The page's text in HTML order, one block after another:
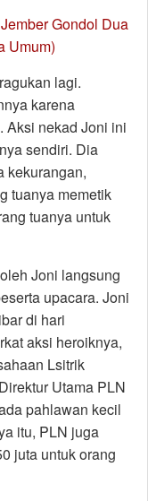
Gondol Dua
Umum)
lagi.
karena
Aksi nekad Joni ini
sendiri. Dia
kekurangan,
tuanya memetik
tuanya untuk
Joni langsung
upacara. Joni
di hari
aksi heroiknya,
Lsitrik
Utama PLN
pahlawan kecil
itu, PLN juga
juta untuk orang